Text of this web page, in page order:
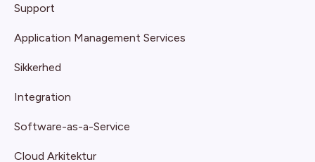
Support
Application Management Services
Sikkerhed
Integration
Software-as-a-Service
Cloud Arkitektur